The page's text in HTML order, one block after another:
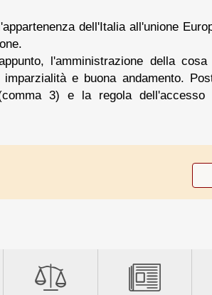
dell'Italia all'unione
l'amministrazione della
e buona andamento.
3) e la regola